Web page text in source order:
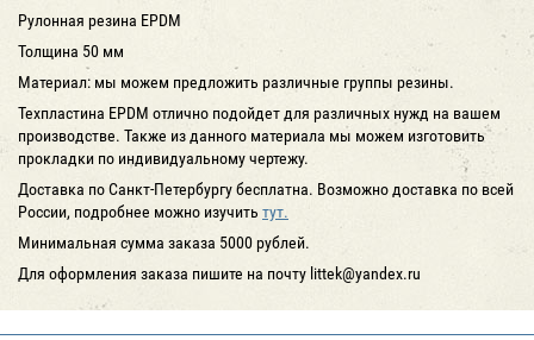
Рулонная резина EPDM
Толщина 50 мм
Материал: мы можем предложить различные группы резины.
Техпластина EPDM отлично подойдет для различных нужд на вашем
производстве. Также из данного материала мы можем изготовить
прокладки по индивидуальному чертежу.
Доставка по Санкт-Петербургубесплатна. Возможно доставка по всей
России, подробнее можно изучить тут.
Минимальная сумма заказа 5000 рублей.
Для оформления заказа пишите на почту littek@yandex.ru